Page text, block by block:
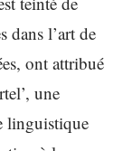
dans l’art de
ont attribué
une
linguistique